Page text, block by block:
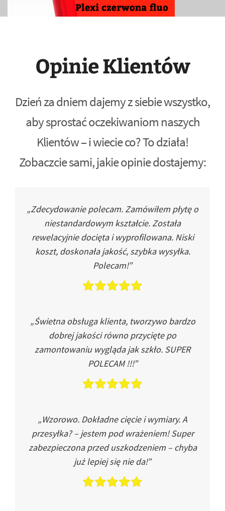
Opinie Klientów
Dzień za dniem dajemy z siebie wszystko,
aby sprostać oczekiwaniom naszych
Klientów – i wiecie co? To działa!
Zobaczcie sami, jakie opinie dostajemy:
„Zdecydowanie polecam. Zamówiłem płytę o
niestandardowym kształcie. Została
rewelacyjnie docięta i wyprofilowana. Niski
koszt, doskonała jakość, szybka wysyłka.
Polecam!”
„Świetna obsługa klienta, tworzywo bardzo
dobrej jakości równo przycięte po
zamontowaniu wygląda jak szkło. SUPER
POLECAM !!!”
„Wzorowo. Dokładne cięcie i wymiary. A
przesyłka? – jestem pod wrażeniem! Super
zabezpieczona przed uszkodzeniem – chyba
już lepiej się nie da!”